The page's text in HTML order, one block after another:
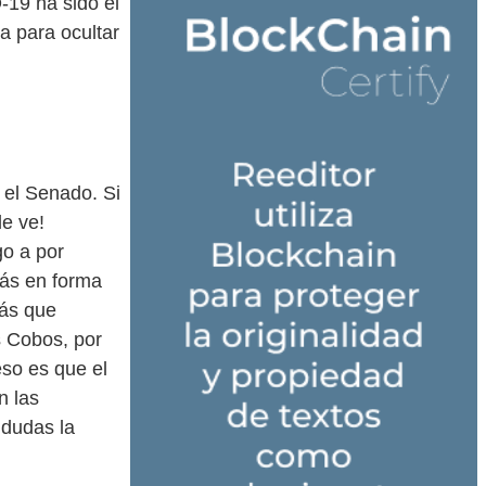
para ocultar
Senado. Si
ve!
a por
en forma
que
Cobos, por
es que el
las
la